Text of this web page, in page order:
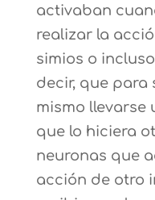
activaban
realizar la
simios o
decir, que para
mismo llevarse
que lo hiciera
neuronas que
acción de otro